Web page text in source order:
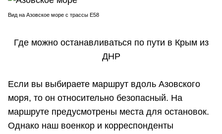
Вид на Азовское море с трассы Е58
Где можно останавливаться по пути в Крым из
ДНР
Если вы выбираете маршрут вдоль Азовского
моря, то он относительно безопасный. На
маршруте предусмотрены места для остановок.
Однако наш военкор и корреспонденты